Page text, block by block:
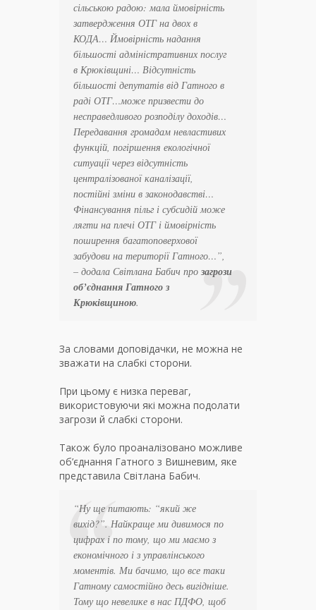
сільською радою: мала ймовірність
затвердження ОТГ на двох в
КОДА… Ймовірність надання
більшості адміністративних послуг
в Крюківщині… Відсутність
більшості депутатів від Гатного в
раді ОТГ…може призвести до
несправедливого розподілу доходів…
Передавання громадам невластивих
функцій, погіршення екологічної
ситуації через відсутність
централізованої каналізації,
постійні зміни в законодавстві…
Фінансування пільг і субсидій може
лягти на плечі ОТГ і ймовірність
поширення багатоповерхової
забудови на території Гатного…”,
– додала Світлана Бабич про загрози
об’єднання Гатного з
Крюківщиною.
За словами доповідачки, не можна не
зважати на слабкі сторони.
При цьому є низка переваг,
використовуючи які можна подолати
загрози й слабкі сторони.
Також було проаналізовано можливе
об’єднання Гатного з Вишневим, яке
представила Світлана Бабич.
“Ну ще питають: “який же
вихід?”. Найкраще ми дивимося по
цифрах і по тому, що ми маємо з
економічного і з управлінського
моментів. Ми бачимо, що все таки
Гатному самостійно десь вигідніше.
Тому що невелике в нас ПДФО, щоб